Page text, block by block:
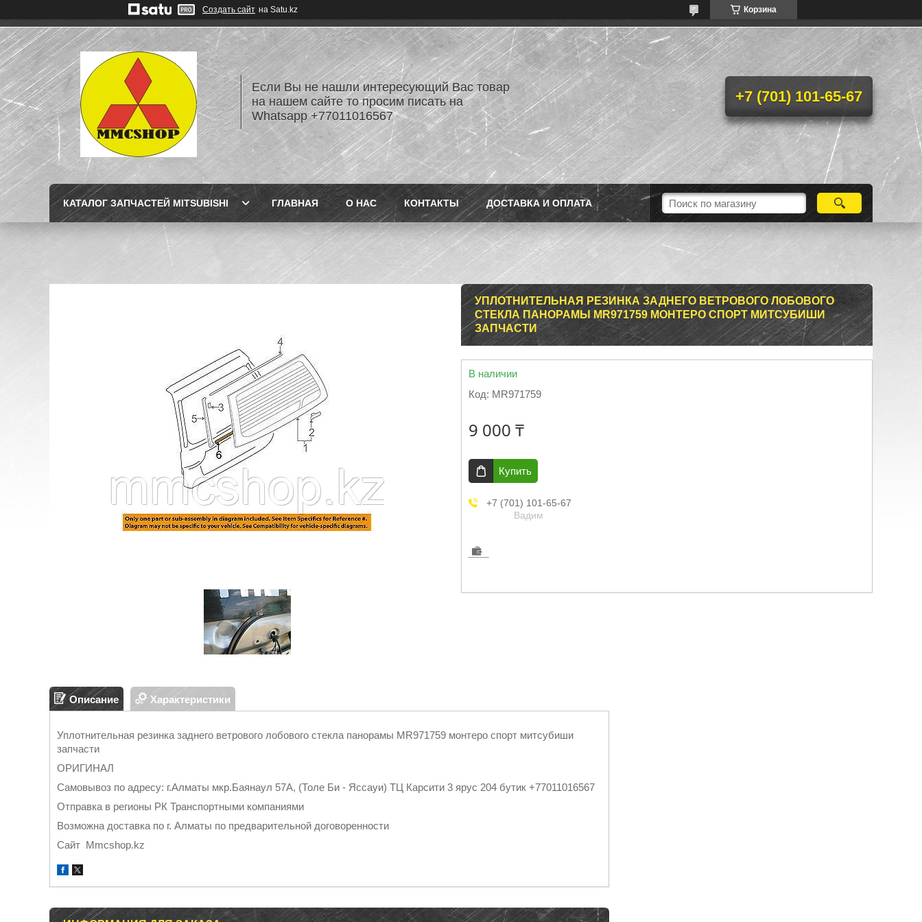
Создать сайт на Satu.kz Корзина
Если Вы не нашли интересующий Вас товар
на нашем сайте то просим писать на
Whatsapp +77011016567
+7 (701) 101-65-67
КАТАЛОГ ЗАПЧАСТЕЙ MITSUBISHI ГЛАВНАЯ О НАС КОНТАКТЫ ДОСТАВКА И ОПЛАТА
УПЛОТНИТЕЛЬНАЯ РЕЗИНКА ЗАДНЕГО ВЕТРОВОГО ЛОБОВОГО
СТЕКЛА ПАНОРАМЫ MR971759 МОНТЕРО СПОРТ МИТСУБИШИ
ЗАПЧАСТИ
В наличии
Код: MR971759
9 000 ₸
Купить
+7 (701) 101-65-67
Вадим
Описание Характеристики
Уплотнительная резинка заднего ветрового лобового стекла панорамы MR971759 монтеро спорт митсубиши
запчасти
ОРИГИНАЛ
Самовывоз по адресу: г.Алматы мкр.Баянаул 57А, (Толе Би - Яссауи) ТЦ Карсити 3 ярус 204 бутик +77011016567
Отправка в регионы РК Транспортными компаниями
Возможна доставка по г. Алматы по предварительной договоренности
Cайт Mmcshop.kz